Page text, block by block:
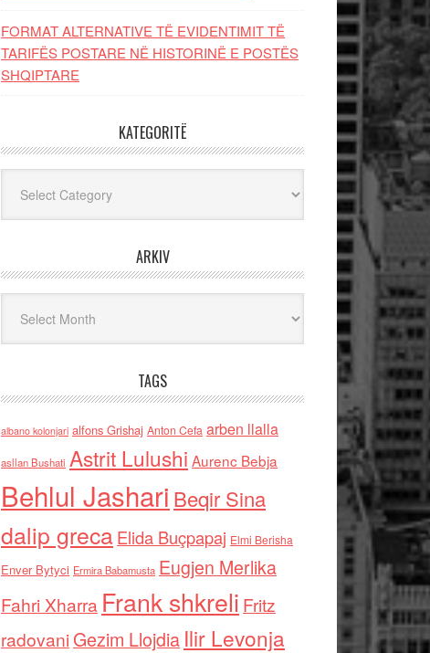
FORMAT ALTERNATIVE TË EVIDENTIMIT TË
TARIFËS POSTARE NË HISTORINË E POSTËS
SHQIPTARE
KATEGORITË
ARKIV
TAGS
albano kolonjari alfons Grishaj Anton Cefa arben llalla
asllan Bushati Astrit Lulushi Aurenc Bebja
Behlul Jashari Beqir Sina
dalip grecaElida Buçpapaj Elmi Berisha
Enver Bytyci Ermira Babamusta Eugjen Merlika
Fahri Xharra Frank shkreli Fritz
radovaniGezim Llojdia Ilir Levonja